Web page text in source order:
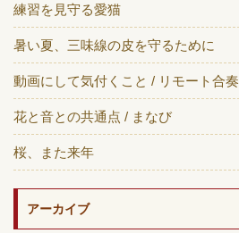
練習を見守る愛猫
暑い夏、三味線の皮を守るために
動画にして気付くこと / リモート合奏
花と音との共通点 / まなび
桜、また来年
アーカイブ